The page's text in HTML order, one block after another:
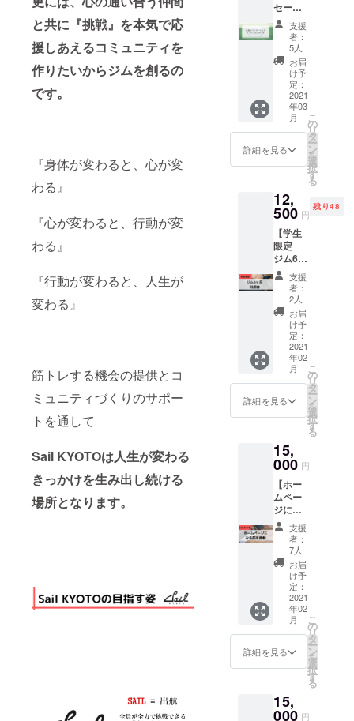
と共に『挑戦』を本気で応
援しあえるコミュニティを
作りたいからジムを創るの
です。
『身体が変わると、心が変
わる』
『心が変わると、行動が変
わる』
『行動が変わると、人生が
変わる』
筋トレする機会の提供とコ
ミュニティづくりのサポー
トを通して
Sail KYOTOは人生が変わる
きっかけを生み出し続ける
場所となります。
ます。
・可能
な方
は、備
考欄へ
お名前
（漢字/
フリガ
ナフル
記入を
お願い
ます！
リフ
ティン
グが1回
もでき
ない方
もお任
せくだ
さい。1
日でリ
ング10
回でき
す！ ▼
詳細 ・
場所は
京都近
郊にて
行いま
す。ご
相談く
ださ
い。 ・
有効期
限2021
年12月
31日ま
ファン
ディン
録して
いただ
いてい
るメー
ルアド
レスに
ご連絡
いたし
ます。
・備考
欄にお
名前
（漢字/
フリガ
ナフル
ム）の
記入を
しま
す。
フリガ
ナフル
ネー
ム)、関
係性な
どがあ
れば、
記入し
ていた
だける
と幸い
です。
のTシャ
ツをお
届け！
・サイ
ズは4パ
ターン
（S/M/L
/XL）か
らお選
び頂け
ます。
・サイ
付して
おりま
お名
前、ハ
ンドル
ネーム
やSNS
アカウ
ントを
備考欄
に必ず
ご記入
お願い
致しま
す、備
考欄記
CAMPF
IREにて
使用さ
れてい
るハン
ドル
ネーム
を記載
させて
頂きま
す。 ▼
注意 ★
備考欄
に、T
シャツ
ズと記
載名の
しま
す。
セージ
入りミ
ニラグ
ビー
ボー
ル！] ▼
リター
ン内容
✔︎高校
からラ
グビー
を始
め、現
体育会
ラグ
ビー部
にて活
動をし
てい
る、プ
ロジェ
クト代
表の加
藤が、
気持ち
をこめ
て、あ
なたの
お名前
とお礼
ラグ
ビー
に書か
せてい
ただ
き、お
届けし
ます。
▼詳細
・ラグ
ビー
ボール
のサイ
ズ
12×22×
38cm(
・クラ
ウド
支援
者：
5人
お届
け予
定：
2021
年03
月
詳細を見る
こ
の
リ
タ
ー
ン
を
選
択
す
る
12,
500 円
残り48
【学生
限定
ジム6ヶ
月利用
券】 ▼
内容 ✔︎
学生限
定の利
用券
で、ジ
ムをお
得に利
用する
ことが
できま
6ヶ月
間、利
用する
ことが
できま
す。 ▼
詳細 ・
通常料
金の
2,500×6
ヶ月＝
15,000
円か
ら、1ヶ
月分の
2,500円
を割り
用する
ことが
支援
者：
2人
お届
け予
定：
2021
年02
月
詳細を見る
こ
の
リ
タ
ー
ン
を
選
択
す
る
15,
000 円
【ホー
ムペー
ジに支
援者の
お名前
を掲載
させて
いただ
きま
す！】
▼内容
✔︎支援
者のお
名前を
Sail
ホーム
ページ
支援
者：
7人
お届
け予
定：
2021
年02
月
詳細を見る
こ
の
リ
タ
ー
ン
を
選
択
す
る
15,
000 円